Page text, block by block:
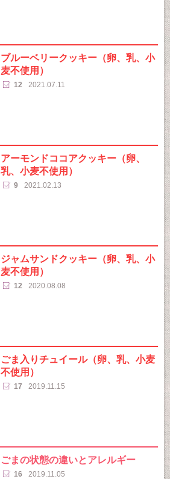
ブルーベリークッキー（卵、乳、小
麦不使用）
12 2021.07.11
アーモンドココアクッキー（卵、
乳、小麦不使用）
9 2021.02.13
ジャムサンドクッキー（卵、乳、小
麦不使用）
12 2020.08.08
ごま入りチュイール（卵、乳、小麦
不使用）
17 2019.11.15
ごまの状態の違いとアレルギー
16 2019.11.05